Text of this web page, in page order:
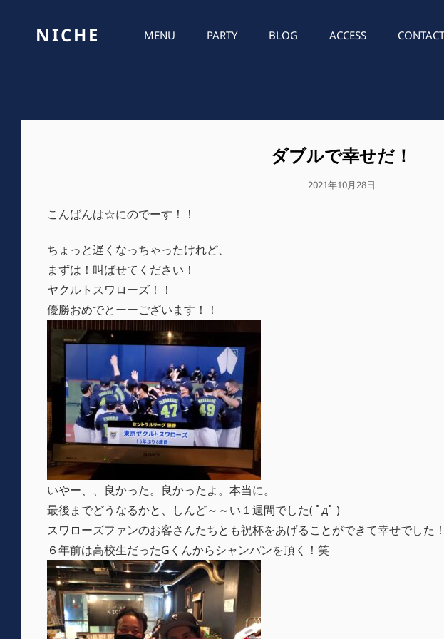
NICHE MENU PARTY BLOG ACCESS CONTACT
ダブルで幸せだ！
公
2021年10月28日
こんばんは☆にのでーす！！
ちょっと遅くなっちゃったけれど、
まずは！叫ばせてください！
ヤクルトスワローズ！！
優勝おめでとーーございます！！
いやー、、良かった。良かったよ。本当に。
最後までどうなるかと、しんど～～い１週間でした( ﾟдﾟ )
スワローズファンのお客さんたちとも祝杯をあげることができて幸せでした！
６年前は高校生だったGくんからシャンパンを頂く！笑